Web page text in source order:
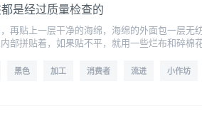
是经过质量检查的
再贴上一层干净的海绵，海绵的外面包一层
部拼贴着，如果贴不平，就用一些烂布和碎棉花
黑色 加工 消费者 流进 小作坊